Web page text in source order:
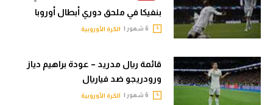
بنفيكا في ملحق دوري أبطال أوروبا
الكرة الأوروبية
قائمة ريال مدريد – عودة براهيم دياز
ورودريجو ضد فياريال
الكرة الأوروبية